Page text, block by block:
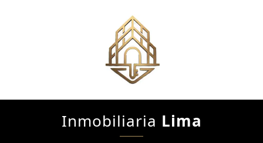
Inmobiliaria Lima